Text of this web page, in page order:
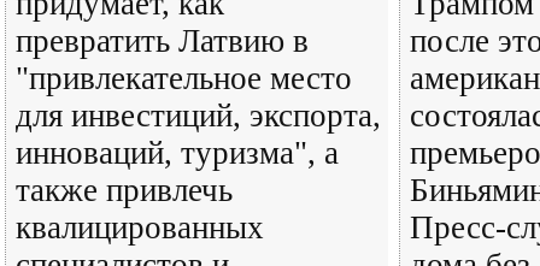
превратить Латвию в
"привлекательное место
для инвестиций, экспорта,
инноваций, туризма", а
также привлечь
квалицированных
после
Пресс-